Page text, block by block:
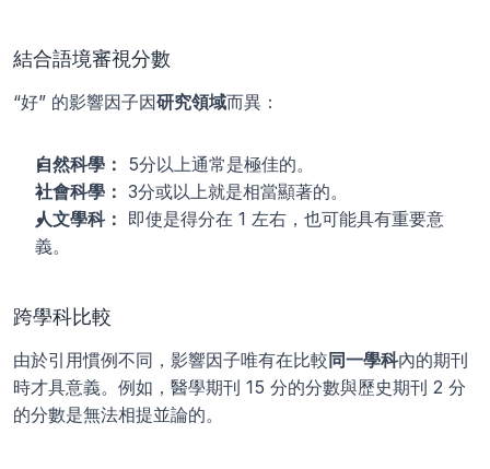
結合語境審視分數
“好” 的影響因子因研究領域而異：
自然科學： 5分以上通常是極佳的。
社會科學： 3分或以上就是相當顯著的。
人文學科： 即使是得分在 1 左右，也可能具有重要意
義。
跨學科比較
由於引用慣例不同，影響因子唯有在比較 同一學科內的期刊
時才具意義。例如，醫學期刊 15 分的分數與歷史期刊 2 分
的分數是無法相提並論的。